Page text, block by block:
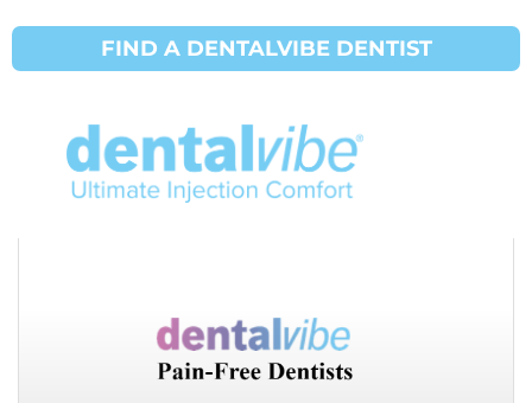
FIND A DENTALVIBE DENTIST
تسويق